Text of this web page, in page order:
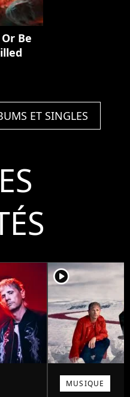
Be
ET SINGLES
player2
MUSIQUE